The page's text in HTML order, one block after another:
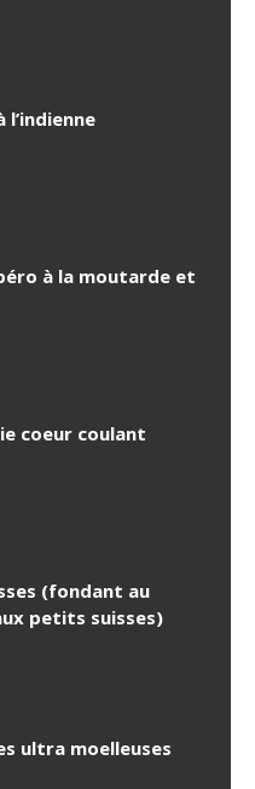
l’indienne
à la moutarde et
coeur coulant
(fondant au
petits suisses)
ultra moelleuses